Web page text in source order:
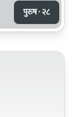
पुरुष · २८